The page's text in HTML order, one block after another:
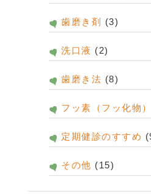
歯磨き剤 (3)
洗口液 (2)
歯磨き法 (8)
フッ素（フッ化物）
定期健診のすすめ
その他 (15)